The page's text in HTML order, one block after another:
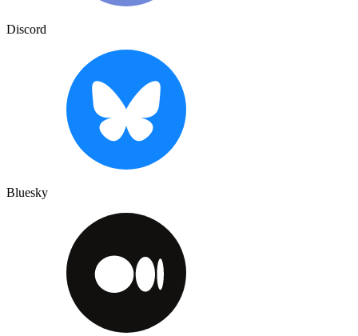
Discord
Bluesky